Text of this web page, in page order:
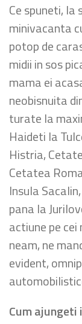
Ce spuneti, la
minivacanta
potop de
midii in sos
mama ei
neobisnuita
turate la
Haideti la
Histria,
Cetatea
Insula
pana la
actiune pe
neam, ne
evident,
Cum ajungeti